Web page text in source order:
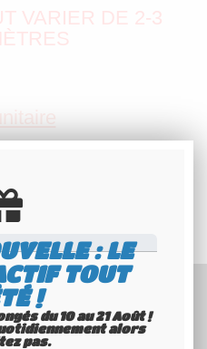
: LE
TOUT
!
du 10 au 21 Août !
alors
pas.
VARIER DE 2-3